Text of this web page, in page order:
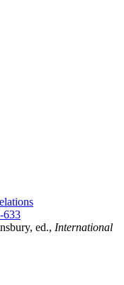
633
ed., International